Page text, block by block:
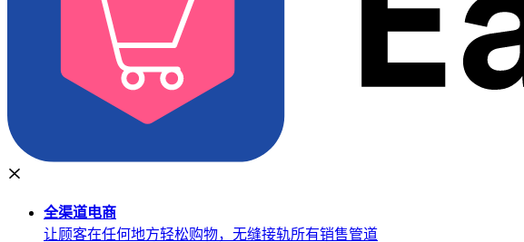
全渠道电商
让顾客在任何地方轻松购物，无缝接轨所有销售管道